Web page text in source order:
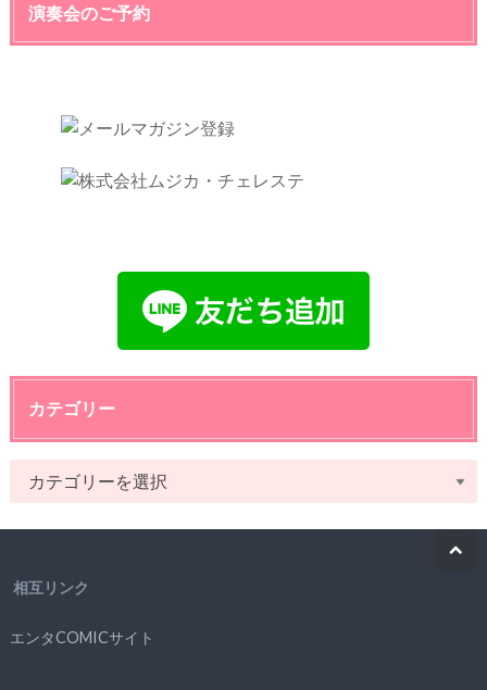
演奏会のご予約
カテゴリー
相互リンク
エンタCOMICサイト